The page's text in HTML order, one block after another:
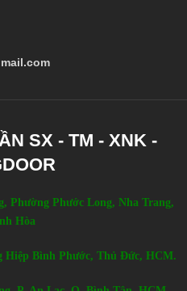
SX - TM - XNK -
Phường Phước Long, Nha Trang,
Hòa
Hiệp Bình Phước, Thủ Đức, HCM.